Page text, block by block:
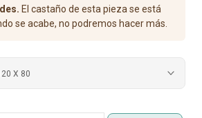
El castaño de esta pieza se está
se acabe, no podremos hacer más.
X 80